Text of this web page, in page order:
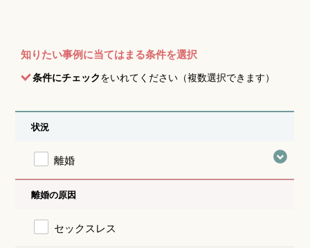
知りたい事例に当てはまる条件を選択
条件にチェックをいれてください（複数選択できます）
状況
離婚
離婚の原因
セックスレス